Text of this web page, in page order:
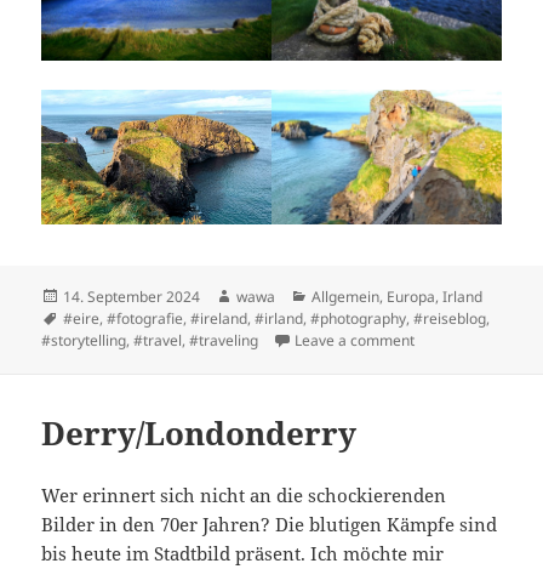
Posted
on
14. September 2024 Author
wawa Categories
Allgemein, Europa,Irland
Tags
#eire,#fotografie,#ireland,#irland,#photography,#reiseblog,
#storytelling,#travel,#traveling Leave a commenton Volles
Derry/Londonderry
Wer erinnert sich nicht an die schockierenden
Bilder in den 70er Jahren? Die blutigen Kämpfe sind
bis heute im Stadtbild präsent. Ich möchte mir